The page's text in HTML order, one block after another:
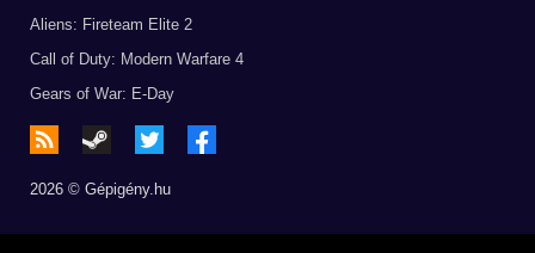
Aliens: Fireteam Elite 2
Call of Duty: Modern Warfare 4
Gears of War: E-Day
2026 © Gépigény.hu